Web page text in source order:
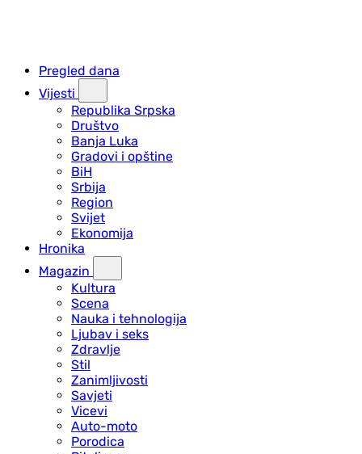
Pregled dana
Vijesti
Republika Srpska
Društvo
Banja Luka
Gradovi i opštine
BiH
Srbija
Region
Svijet
Ekonomija
Hronika
Magazin
Kultura
Scena
Nauka i tehnologija
Ljubav i seks
Zdravlje
Stil
Zanimljivosti
Savjeti
Vicevi
Auto-moto
Porodica